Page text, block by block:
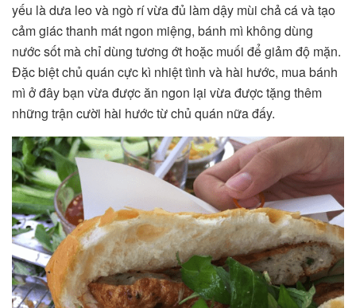
yếu là dưa leo và ngò rí vừa đủ làm dậy mùi chả cá và tạo
cảm giác thanh mát ngon miệng, bánh mì không dùng
nước sốt mà chỉ dùng tương ớt hoặc muối để giảm độ mặn.
Đặc biệt chủ quán cực kì nhiệt tình và hài hước, mua bánh
mì ở đây bạn vừa được ăn ngon lại vừa được tặng thêm
những trận cười hài hước từ chủ quán nữa đấy.